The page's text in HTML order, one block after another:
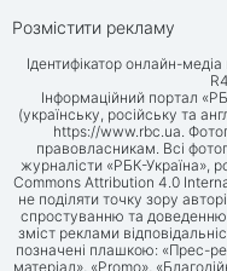
Розмістити рекламу
Ідентифікатор онлайн-
Інформаційний портал
(українську, російську та
https://www.rbc.ua.
правовласникам. Всі
журналісти «РБК-Україна»,
Commons Attribution 4.0
не поділяти точку зору
спростуванню та доведенню
зміст реклами
позначені плашкою: «Прес-
матеріал», «Promo»,